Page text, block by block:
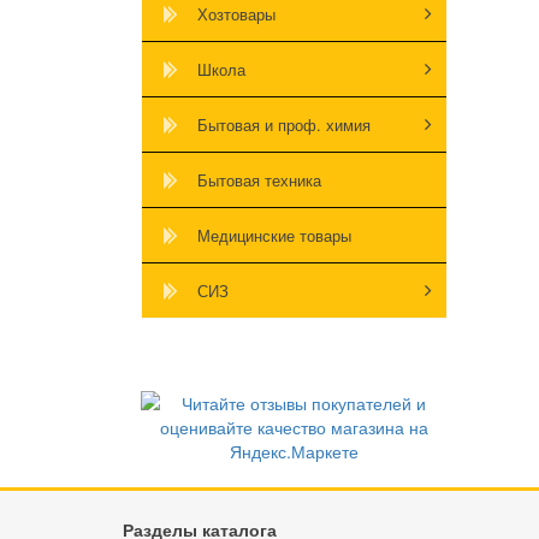
Хозтовары
Школа
Бытовая и проф. химия
Бытовая техника
Медицинские товары
СИЗ
Разделы каталога